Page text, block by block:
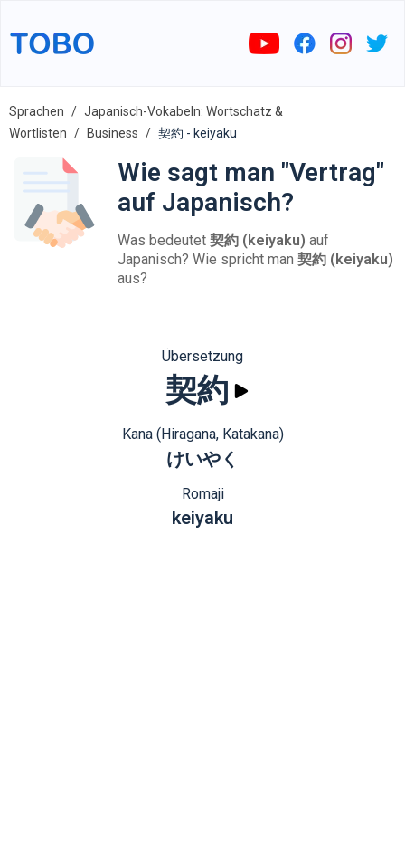
Sprachen
Japanisch-Vokabeln: Wortschatz &
Wortlisten
Business 契約 - keiyaku
Wie sagt man "Vertrag"
auf Japanisch?
Was bedeutet 契約 (keiyaku) auf
Japanisch? Wie spricht man 契約 (keiyaku)
aus?
Übersetzung
契約
Kana (Hiragana, Katakana)
けいやく
Romaji
keiyaku